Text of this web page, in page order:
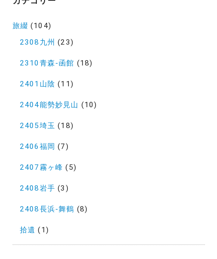
送
り
旅綴 (104)
2308九州 (23)
2310青森-函館 (18)
2401山陰 (11)
2404能勢妙見山 (10)
2405埼玉 (18)
2406福岡 (7)
2407霧ヶ峰 (5)
2408岩手 (3)
2408長浜-舞鶴 (8)
拾遺 (1)